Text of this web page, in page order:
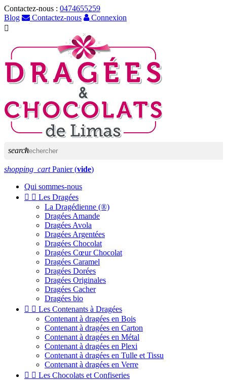
Contactez-nous : 0474655259
Blog
Contactez-nous
Connexion

search
shopping_cart Panier (vide)
Qui sommes-nous
  Les Dragées
La Dragédienne (®)
Dragées Amande
Dragées Avola
Dragées Argentées
Dragées Chocolat
Dragées Cœur Chocolat
Dragées Caramel
Dragées Dorées
Dragées Originales
Dragées Cacher
Dragées bio
  Les Contenants à Dragées
Contenant à dragées en Bois
Contenant à dragées en Carton
Contenant à dragées en Métal
Contenant à dragées en Plexi
Contenant à dragées en Tulle et Tissu
Contenant à dragées en Verre
  Les Chocolats et Confiseries